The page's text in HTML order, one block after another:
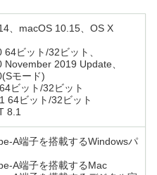
、macOS 10.15、OS X
ビット/32ビット、
November 2019 Update、
モード)
ビット/32ビット
64ビット/32ビット
8.1
A端子を搭載するWindowsパ
A端子を搭載するMac